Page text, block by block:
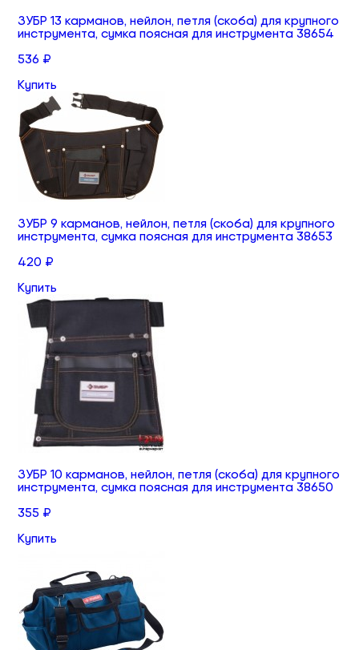
ЗУБР 13 карманов, нейлон, петля (скоба) для крупного
инструмента, сумка поясная для инструмента 38654
536 ₽
Купить
ЗУБР 9 карманов, нейлон, петля (скоба) для крупного
инструмента, сумка поясная для инструмента 38653
420 ₽
Купить
ЗУБР 10 карманов, нейлон, петля (скоба) для крупного
инструмента, сумка поясная для инструмента 38650
355 ₽
Купить